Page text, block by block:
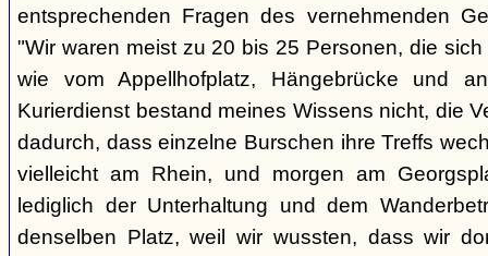
entsprechenden Fragen des vernehmenden
"Wir waren meist zu 20 bis 25 Personen, die
wie vom Appellhofplatz, Hängebrücke und
Kurierdienst bestand meines Wissens nicht, die
dadurch, dass einzelne Burschen ihre Treffs
vielleicht am Rhein, und morgen am
lediglich der Unterhaltung und dem
denselben Platz, weil wir wussten, dass wir